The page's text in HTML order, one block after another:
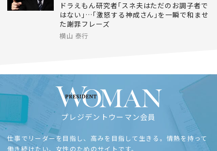
ドラえもん研究者｢スネ夫はただのお調子者で
はない｣…｢激怒する神成さん｣を一瞬で和ませ
た謝罪フレーズ
横山 泰行
プレジデントウーマン会員
仕事でリーダーを目指し、高みを目指して生きる。情熱を持って
働き続けたい、女性のためのサイトです。